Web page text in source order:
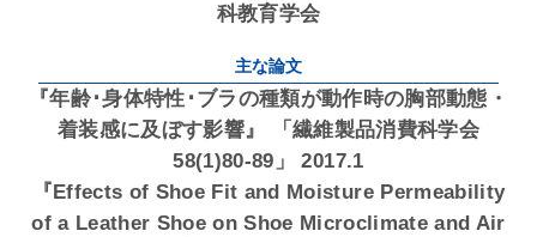
科教育学会
主な論文
『年齢･身体特性･ブラの種類が動作時の胸部動態・
着装感に及ぼす影響』 「繊維製品消費科学会
58(1)80-89」 2017.1
『Effects of Shoe Fit and Moisture Permeability
of a Leather Shoe on Shoe Microclimate and Air